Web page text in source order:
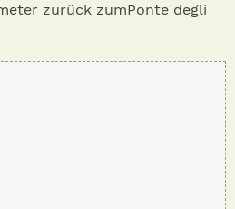
zurück zumPonte degli